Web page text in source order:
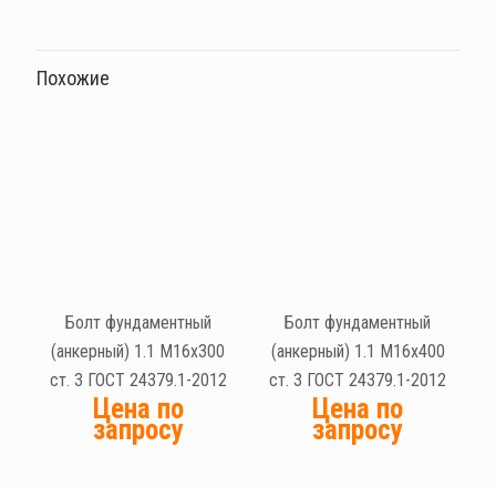
Похожие
Болт фундаментный
(анкерный) 1.1 М16х300
ст. 3 ГОСТ 24379.1-2012
Цена по
запросу
Болт фундаментный
(анкерный) 1.1 М16х400
ст. 3 ГОСТ 24379.1-2012
Цена по
запросу